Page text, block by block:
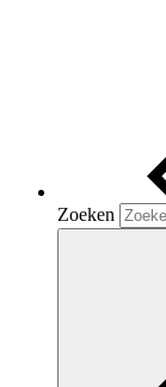
Zoeken